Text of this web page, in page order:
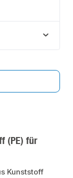
(PE) für
Kunststoff